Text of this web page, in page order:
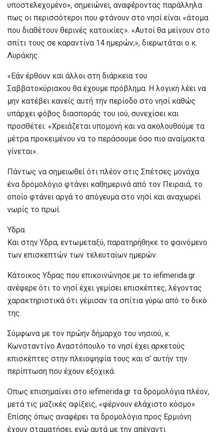
υποστελεχομένο», σημειώνει, αναφέροντας παράλληλα
πως οι περισσότεροι που φτάνουν στο νησί είναι «άτομα
που διαθέτουν θερινές κατοικίες». «Αυτοί θα μείνουν στο
σπίτι τους σε καραντίνα 14 ημερών;», διερωτάται ο κ.
Λυράκης.
«Εάν έρθουν και άλλοι στη διάρκεια του
Σαββατοκύριακου θα έχουμε πρόβλημα. Η λογική λέει να
μην κατέβει κανείς αυτή την περίοδο στο νησί καθώς
υπάρχει φόβος διασποράς του ιού, συνεχίσει και
προσθέτει: «Χρειάζεται υπομονή και να ακολουθούμε τα
μέτρα προκειμένου να το περάσουμε όσο πιο αναίμακτα
γίνεται».
Πάντως να σημειωθεί ότι πλέον στις Σπέτσες μονάχα
ένα δρομολόγιο φτάνει καθημερινά από τον Πειραιά, το
οποίο φτάνει αργά το απόγευμα στο νησί και αναχωρεί
νωρίς το πρωί.
Υδρα
Και στην Υδρα, εντωμεταξύ, παρατηρήθηκε το φαινόμενο
των επισκεπτών των τελευταίων ημερών.
Κάτοικος Υδρας που επικοινώνησε με το iefimerida.gr
ανέφερε ότι το νησί έχει γεμίσει επισκέπτες, λέγοντας
χαρακτηριστικά ότι γέμισαν τα σπίτια γύρω από το δικό
της.
Σύμφωνα με τον πρώην δήμαρχο του νησιού, κ.
Κωνσταντίνο Αναστόπουλο το νησί έχει αρκετούς
επισκέπτες στην πλειοψηφία τους και σ’ αυτήν την
περίπτωση που έχουν εξοχικά.
Οπως επισημαίνει στο iefimerida.gr τα δρομολόγια πλέον,
μετά τις μαζικές αφίξεις, «φέρνουν ελάχιστο κόσμο».
Επίσης όπως αναφέρει τα δρομολόγια προς Ερμιόνη
έχουν σταματήσει, ενώ αυτά με την απέναντι